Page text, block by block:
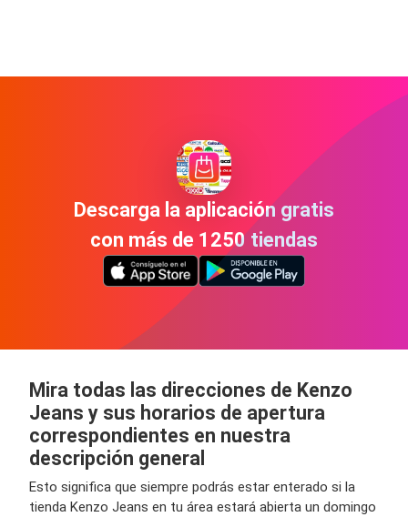
Descarga la aplicación gratis
con más de 1250 tiendas
Mira todas las direcciones de Kenzo
Jeans y sus horarios de apertura
correspondientes en nuestra
descripción general
Esto significa que siempre podrás estar enterado si la
tienda Kenzo Jeans en tu área estará abierta un domingo